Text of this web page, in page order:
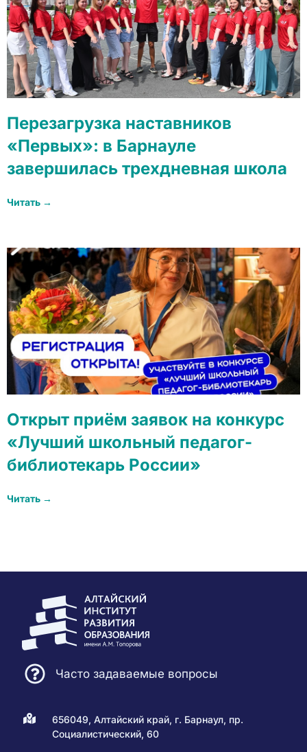
Перезагрузка наставников
«Первых»: в Барнауле
завершилась трехдневная школа
Читать →
Открыт приём заявок на конкурс
«Лучший школьный педагог-
библиотекарь России»
Читать →
Часто задаваемые вопросы
656049, Алтайский край, г. Барнаул, пр.
Социалистический, 60